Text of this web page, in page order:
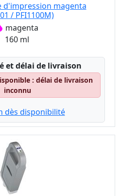
d'impression magenta
/ PFI1100M)
magenta
160 ml
et délai de livraison
: délai de livraison
inconnu
dès disponibilité